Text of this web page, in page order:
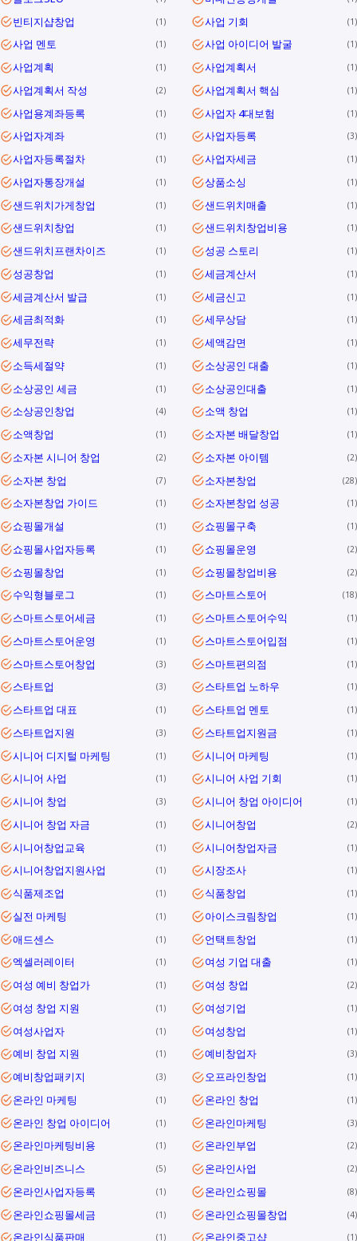
빈티지샵창업 1 사업 기회 1
사업 멘토 1 사업 아이디어 발굴 1
사업계획 1 사업계획서 1
사업계획서 작성 2 사업계획서 핵심 1
사업용계좌등록 1 사업자 4대보험 1
사업자계좌 1 사업자등록 3
사업자등록절차 1 사업자세금 1
사업자통장개설 1 상품소싱 1
샌드위치가게창업 1 샌드위치매출 1
샌드위치창업 1 샌드위치창업비용 1
샌드위치프랜차이즈 1 성공 스토리 1
성공창업 1 세금계산서 1
세금계산서 발급 1 세금신고 1
세금최적화 1 세무상담 1
세무전략 1 세액감면 1
소득세절약 1 소상공인 대출 1
소상공인 세금 1 소상공인대출 1
소상공인창업 4 소액 창업 1
소액창업 1 소자본 배달창업 1
소자본 시니어 창업 2 소자본 아이템 2
소자본 창업 7 소자본창업 28
소자본창업 가이드 1 소자본창업 성공 1
쇼핑몰개설 1 쇼핑몰구축 1
쇼핑몰사업자등록 1 쇼핑몰운영 2
쇼핑몰창업 1 쇼핑몰창업비용 2
수익형블로그 1 스마트스토어 18
스마트스토어세금 1 스마트스토어수익 1
스마트스토어운영 1 스마트스토어입점 1
스마트스토어창업 3 스마트편의점 1
스타트업 3 스타트업 노하우 1
스타트업 대표 1 스타트업 멘토 1
스타트업지원 3 스타트업지원금 1
시니어 디지털 마케팅 1 시니어 마케팅 1
시니어 사업 1 시니어 사업 기회 1
시니어 창업 3 시니어 창업 아이디어 1
시니어 창업 자금 1 시니어창업 2
시니어창업교육 1 시니어창업자금 1
시니어창업지원사업 1 시장조사 1
식품제조업 1 식품창업 1
실전 마케팅 1 아이스크림창업 1
애드센스 1 언택트창업 1
엑셀러레이터 1 여성 기업 대출 1
여성 예비 창업가 1 여성 창업 2
여성 창업 지원 1 여성기업 1
여성사업자 1 여성창업 1
예비 창업 지원 1 예비창업자 3
예비창업패키지 3 오프라인창업 1
온라인 마케팅 1 온라인 창업 1
온라인 창업 아이디어 1 온라인마케팅 3
온라인마케팅비용 1 온라인부업 2
온라인비즈니스 5 온라인사업 2
온라인사업자등록 1 온라인쇼핑몰 8
온라인쇼핑몰세금 1 온라인쇼핑몰창업 4
온라인식품판매 1 온라인중고샵 1